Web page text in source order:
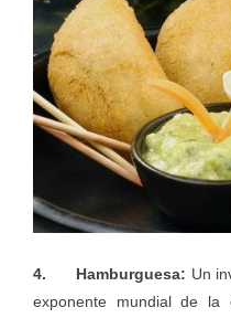
4. Hamburguesa: Un
exponente mundial de la